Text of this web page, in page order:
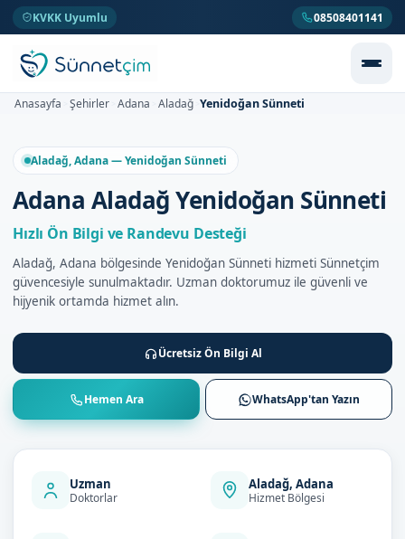
KVKK Uyumlu 08508401141
Anasayfa Şehirler Adana Aladağ Yenidoğan Sünneti
Aladağ, Adana — Yenidoğan Sünneti
Adana Aladağ Yenidoğan Sünneti
Hızlı Ön Bilgi ve Randevu Desteği
Aladağ, Adana bölgesinde Yenidoğan Sünneti hizmeti Sünnetçim
güvencesiyle sunulmaktadır. Uzman doktorumuz ile güvenli ve
hijyenik ortamda hizmet alın.
Ücretsiz Ön Bilgi Al
Hemen Ara WhatsApp'tan Yazın
Uzman
Doktorlar
Aladağ, Adana
Hizmet Bölgesi